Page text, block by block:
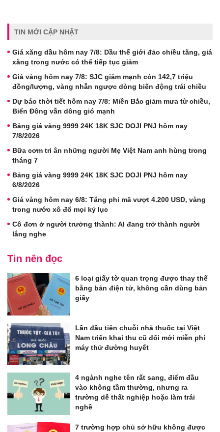
TIN MỚI CẬP NHẬT
Giá xăng dầu hôm nay 7/8: Dầu thế giới đảo chiều tăng, giá
xăng trong nước có thể tiếp tục giảm
Giá vàng hôm nay 7/8: SJC giảm mạnh còn 142,7 triệu
đồng/lượng, vàng nhẫn ngược dòng biến động trái chiều
Dự báo thời tiết hôm nay 7/8: Miền Bắc giảm mưa từ chiều,
Biển Đông vẫn dông gió mạnh
Bảng giá vàng 9999 24K 18K SJC DOJI PNJ hôm nay
7/8/2026
Bữa cơm tri ân những người Mẹ Việt Nam anh hùng trong
tháng 7
Bảng giá vàng 9999 24K 18K SJC DOJI PNJ hôm nay
6/8/2026
Giá vàng hôm nay 6/8: Tăng phi mã vượt 4.200 USD, vàng
trong nước xô đổ mọi kỷ lục
Cô đơn ở người trưởng thành: AI đang trở thành người
lắng nghe
Tin nên đọc
6 loại giấy tờ quan trọng được thay thế
bằng bản điện tử, không cần dùng bản
giấy
Lần đầu tiên chuỗi nhà thuốc tại Việt
Nam triển khai thu cũ đổi mới miễn phí
máy thử đường huyết
4 ngành nghe tên rất sang, điểm đầu
vào không tầm thường, nhưng ra
trường dễ thất nghiệp hoặc làm trái
nghề
7 trường hợp chủ sở hữu không được